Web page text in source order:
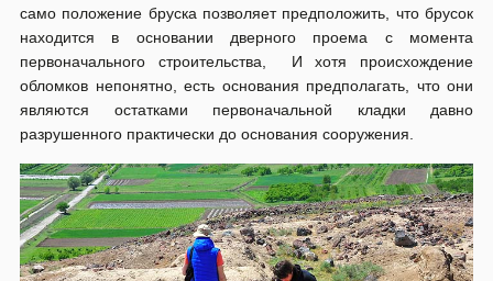
само положение бруска позволяет предположить, что брусок
находится в основании дверного проема с момента
первоначального строительства, И хотя происхождение
обломков непонятно, есть основания предполагать, что они
являются остатками первоначальной кладки давно
разрушенного практически до основания сооружения.